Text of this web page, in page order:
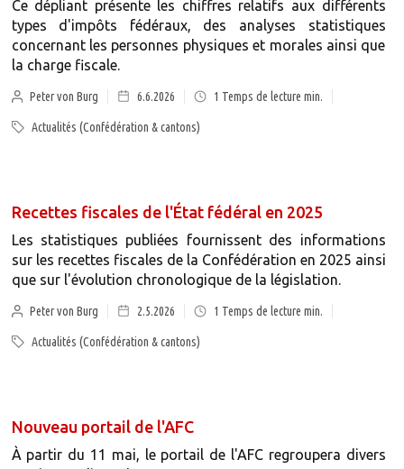
Ce dépliant présente les chiffres relatifs aux différents
types d'impôts fédéraux, des analyses statistiques
concernant les personnes physiques et morales ainsi que
la charge fiscale.
Peter von Burg 6.6.2026 1 Temps de lecture min.
Actualités (Confédération & cantons)
Recettes fiscales de l'État fédéral en 2025
Les statistiques publiées fournissent des informations
sur les recettes fiscales de la Confédération en 2025 ainsi
que sur l'évolution chronologique de la législation.
Peter von Burg 2.5.2026 1 Temps de lecture min.
Actualités (Confédération & cantons)
Nouveau portail de l'AFC
À partir du 11 mai, le portail de l'AFC regroupera divers